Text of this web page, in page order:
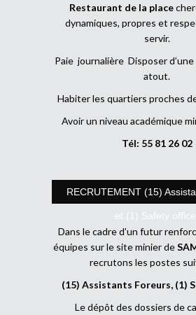
Restaurant de la place
dynamiques, propres et
servir.
Paie journalière Disposer
atout.
Habiter les quartiers proches
Avoir un niveau académique
Tél: 55 81 26 02
RECRUTEMENT (15)
et (1) Safety
Dans le cadre d’un futur
équipes sur le site minier de
recrutons les postes
(15) Assistants Foreurs, (1)
Le dépôt des dossiers de